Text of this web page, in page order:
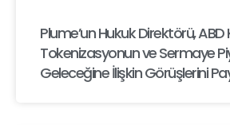
Plume’un Hukuk Direktörü, ABD
Tokenizasyonun ve Sermaye
Geleceğine İlişkin Görüşlerini